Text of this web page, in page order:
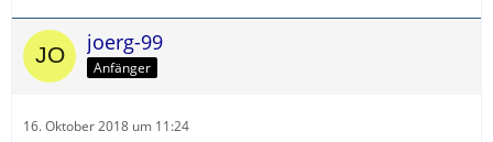
joerg-99
Anfänger
16. Oktober 2018 um 11:24